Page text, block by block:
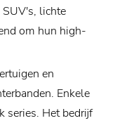
SUV's, lichte
om hun high-
en
Enkele
series. Het bedrijf